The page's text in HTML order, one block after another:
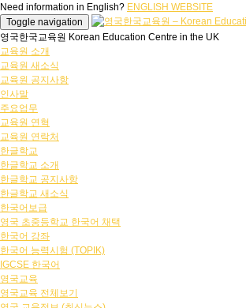
Need information in English? ENGLISH WEBSITE
Toggle navigation
영국한국교육원 Korean Education Centre in the UK
교육원 소개
교육원 새소식
교육원 공지사항
인사말
주요업무
교육원 연혁
교육원 연락처
한글학교
한글학교 소개
한글학교 공지사항
한글학교 새소식
한국어보급
영국 초중등학교 한국어 채택
한국어 강좌
한국어 능력시험 (TOPIK)
IGCSE 한국어
영국교육
영국교육 전체보기